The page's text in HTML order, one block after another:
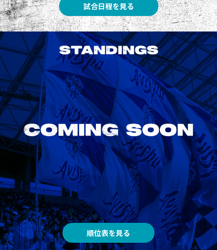
試合日程を見る
STANDINGS
順位表を見る